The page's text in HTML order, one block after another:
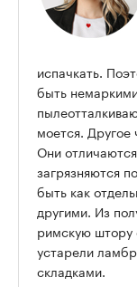
испачкать.
быть
моется.
Они
загрязняются
быть как
другими. Из
римскую штору
устарели
складками.